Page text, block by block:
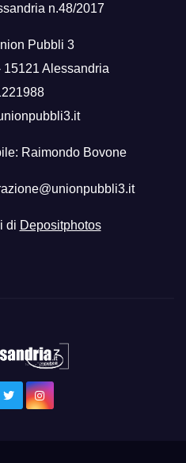
n.48/2017
Pubbli 3
Alessandria
Raimondo Bovone
di Depositphotos